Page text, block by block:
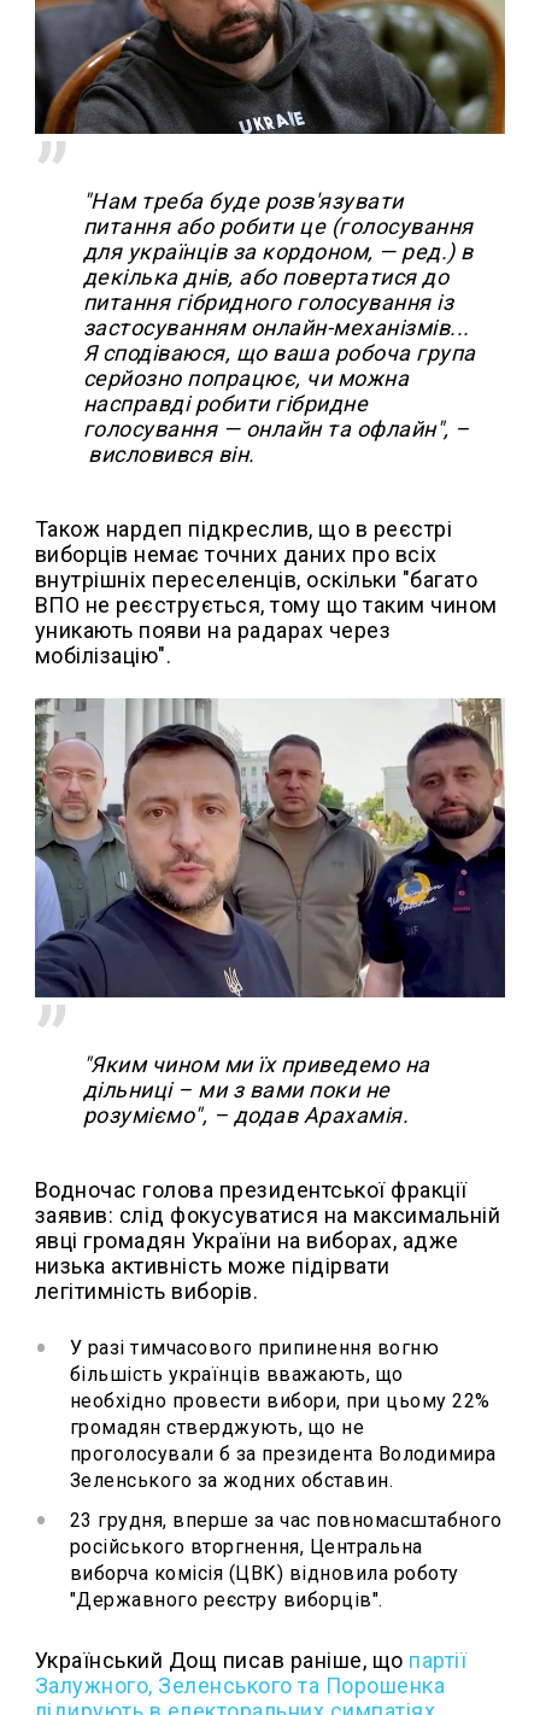
"Нам треба буде розв'язувати
питання або робити це (голосування
для українців за кордоном, — ред.) в
декілька днів, або повертатися до
питання гібридного голосування із
застосуванням онлайн-механізмів...
Я сподіваюся, що ваша робоча група
серйозно попрацює, чи можна
насправді робити гібридне
голосування — онлайн та офлайн", –
висловився він.
Також нардеп підкреслив, що в реєстрі
виборців немає точних даних про всіх
внутрішніх переселенців, оскільки "багато
ВПО не реєструється, тому що таким чином
уникають появи на радарах через
мобілізацію".
"Яким чином ми їх приведемо на
дільниці – ми з вами поки не
розуміємо", – додав Арахамія.
Водночас голова президентської фракції
заявив: слід фокусуватися на максимальній
явці громадян України на виборах, адже
низька активність може підірвати
легітимність виборів.
У разі тимчасового припинення вогню
більшість українців вважають, що
необхідно провести вибори, при цьому 22%
громадян стверджують, що не
проголосували б за президента Володимира
Зеленського за жодних обставин.
23 грудня, вперше за час повномасштабного
російського вторгнення, Центральна
виборча комісія (ЦВК) відновила роботу
"Державного реєстру виборців".
Український Дощ писав раніше, що партії
Залужного, Зеленського та Порошенка